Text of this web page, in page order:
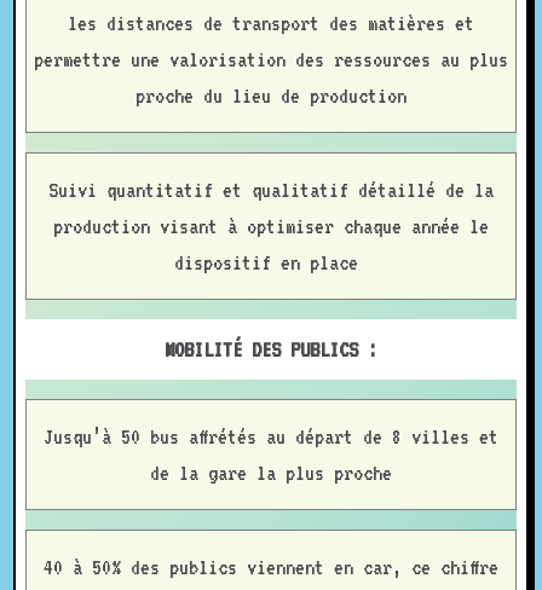
les distances de transport des matières et
permettre une valorisation des ressources au plus
proche du lieu de production
Suivi quantitatif et qualitatif détaillé de la
production visant à optimiser chaque année le
dispositif en place
MOBILITÉ DES PUBLICS :
Jusqu’à 50 bus affrétés au départ de 8 villes et
de la gare la plus proche
40 à 50% des publics viennent en car, ce chiffre